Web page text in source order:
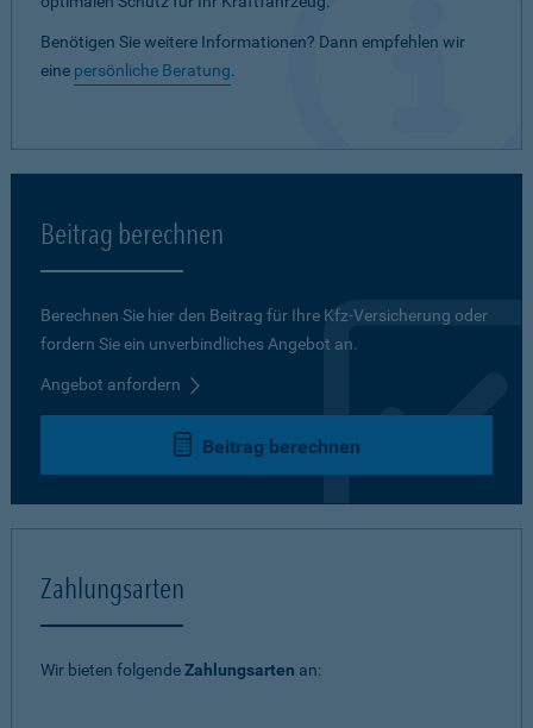
Benötigen Sie weitere Informationen? Dann empfehlen wir
eine persönliche Beratung.
Beitrag berechnen
Berechnen Sie hier den Beitrag für Ihre Kfz-Versicherung oder
fordern Sie ein unverbindliches Angebot an.
Angebot anfordern
Beitrag berechnen
Zahlungsarten
Wir bieten folgendeZahlungsarten an: